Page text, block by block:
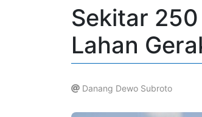
Sekitar
Lahan
Danang Dewo Subroto